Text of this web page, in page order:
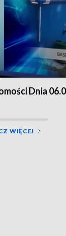
Dnia
WIĘCEJ